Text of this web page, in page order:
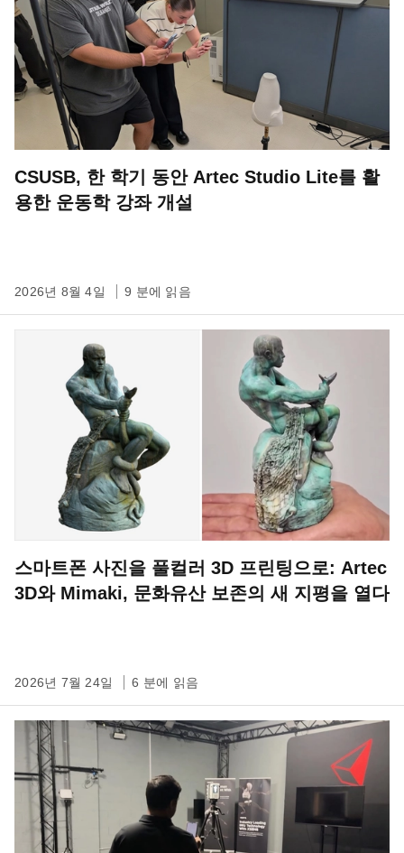
CSUSB, 한 학기 동안 Artec Studio Lite를 활
용한 운동학 강좌 개설
2026년 8월 4일 9 분에 읽음
스마트폰 사진을 풀컬러 3D 프린팅으로: Artec
3D와 Mimaki, 문화유산 보존의 새 지평을 열다
2026년 7월 24일 6 분에 읽음